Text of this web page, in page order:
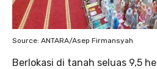
Source: ANTARA/Asep Firmansyah
Berlokasi di tanah seluas 9,5